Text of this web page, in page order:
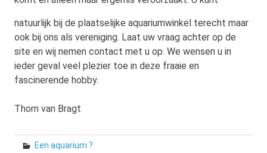
natuurlijk bij de plaatselijke aquariumwinkel terecht maar
ook bij ons als vereniging. Laat uw vraag achter op de
site en wij nemen contact met u op. We wensen u in
ieder geval veel plezier toe in deze fraaie en
fascinerende hobby.
Thorn van Bragt
Een aquarium ?